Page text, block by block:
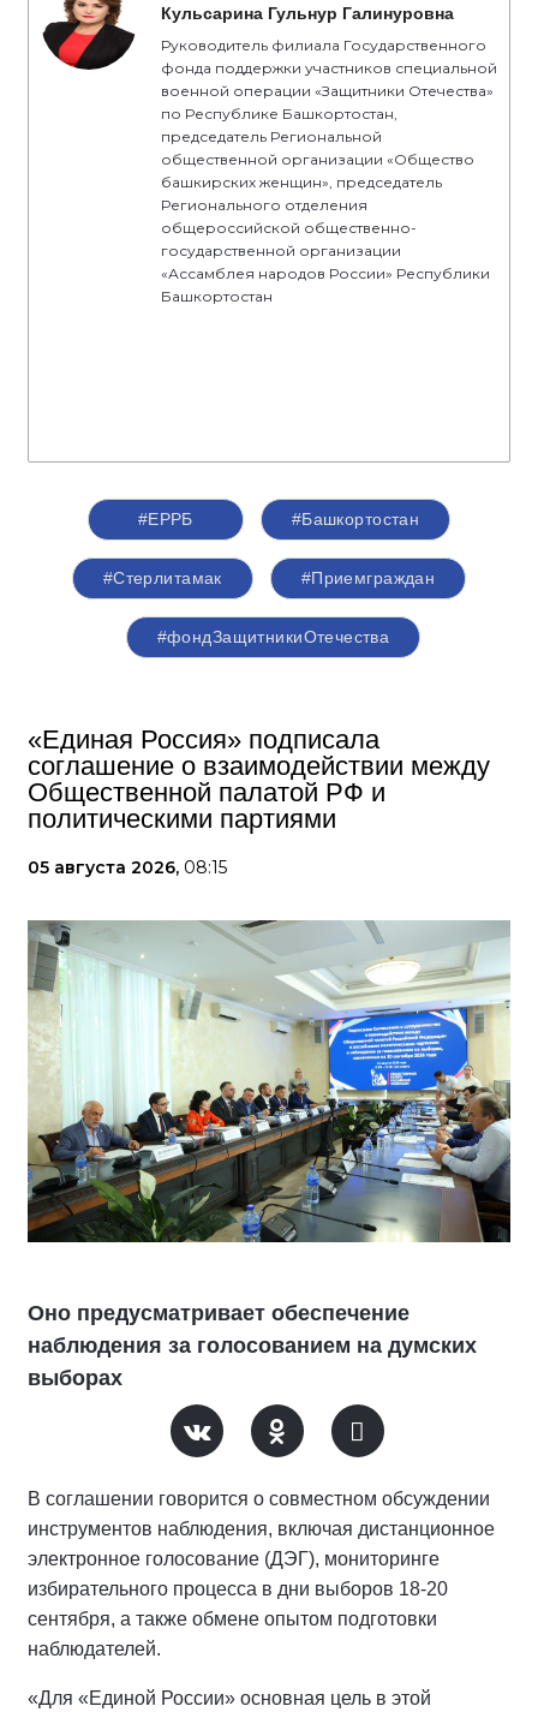
Кульсарина Гульнур Галинуровна
Руководитель филиала Государственного
фонда поддержки участников специальной
военной операции «Защитники Отечества»
по Республике Башкортостан,
председатель Региональной
общественной организации «Общество
башкирских женщин», председатель
Регионального отделения
общероссийской общественно-
государственной организации
«Ассамблея народов России» Республики
Башкортостан
#ЕРРБ #Башкортостан
#Стерлитамак #Приемграждан
#фондЗащитникиОтечества
«Единая Россия» подписала
соглашение о взаимодействии между
Общественной палатой РФ и
политическими партиями
05 августа 2026, 08:15
Оно предусматривает обеспечение
наблюдения за голосованием на думских
выборах
В соглашении говорится о совместном обсуждении
инструментов наблюдения, включая дистанционное
электронное голосование (ДЭГ), мониторинге
избирательного процесса в дни выборов 18-20
сентября, а также обмене опытом подготовки
наблюдателей.
«Для «Единой России» основная цель в этой